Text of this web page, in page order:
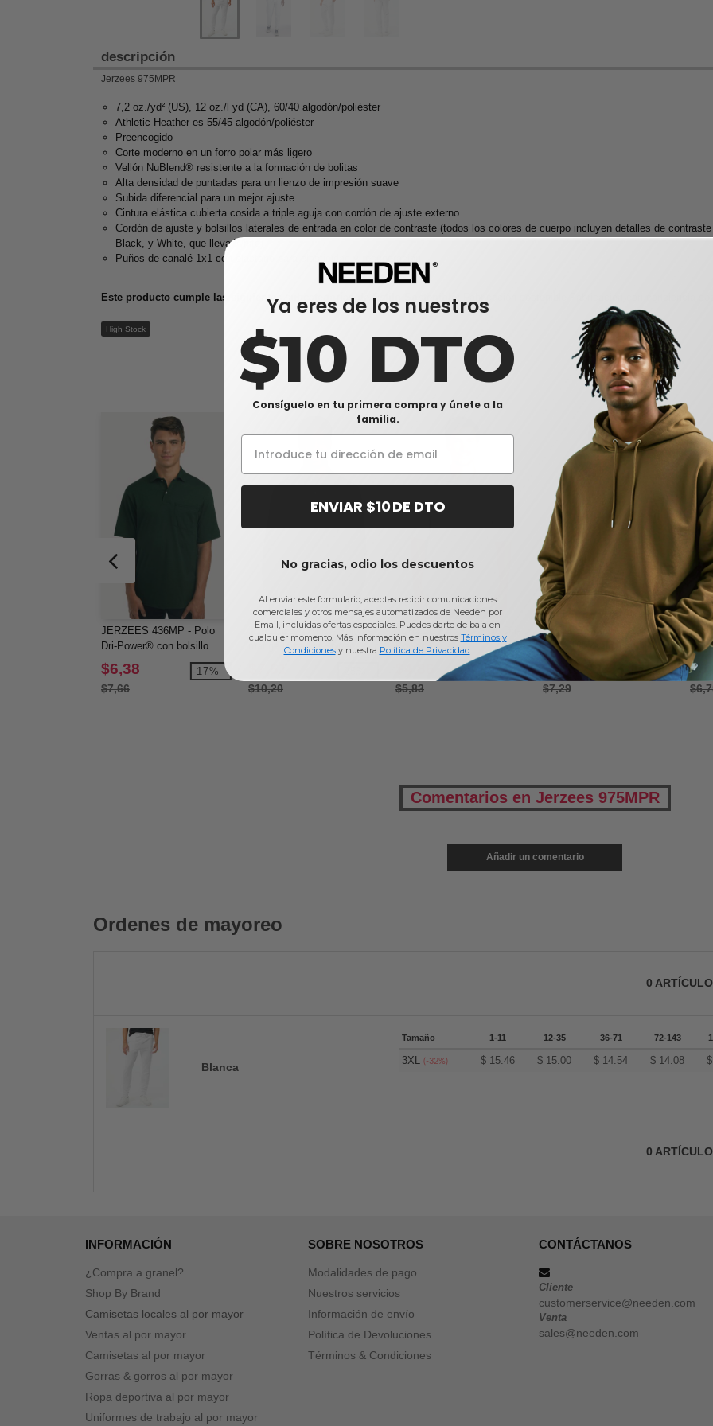
descripción
Jerzees 975MPR
7,2 oz./yd² (US), 12 oz./l yd (CA), 60/40 algodón/poliéster
Athletic Heather es 55/45 algodón/poliéster
Preencogido
Corte moderno en un forro polar más ligero
Vellón NuBlend® resistente a la formación de bolitas
Alta densidad de puntadas para un lienzo de impresión suave
Subida diferencial para un mejor ajuste
Cintura elástica cubierta cosida a triple aguja con cordón de ajuste externo
Cordón de ajuste y bolsillos laterales de entrada en color de contraste (todos los colores de cuerpo incluyen detalles de
Black, y White, que lleva White)
Puños de canalé 1x1 con elastano para elasticidad y recuperación
Este producto cumple las siguientes subcategorías de Estilo Sostenible:
High Stock
JERZEES 436MP - Polo
Dri-Power® con bolsillo
$6,38
$7,66
-17%
JERZEES 437LR - Polo de
manga larga Dri-Power
$10,20
JERZEES 437R - Polo Dri-
Power
$5,83
-17%
JERZEES 443M - Polo de
piqué 100% algodón hilado
en anillos
$5,21
$7,29
-29%
Comentarios en Jerzees 975MPR
Añadir un comentario
Ordenes de mayoreo
0
Blanca
Tamaño 1-11 12-35 36-71 72-143
3XL(-32%) $ 15.46 $ 15.00 $ 14.54 $ 14.08 $
0
INFORMACIÓN
¿Compra a granel?
Shop By Brand
Camisetas locales al por mayor
Ventas al por mayor
Camisetas al por mayor
Gorras & gorros al por mayor
Ropa deportiva al por mayor
Uniformes de trabajo al por mayor
SOBRE NOSOTROS
Modalidades de pago
Nuestros servicios
Información de envío
Política de Devoluciones
Términos & Condiciones
CONTÁCTANOS
Cliente
customerservice@needen.com
Venta
sales@needen.com
Ya eres de los nuestros
$10 DTO
Consíguelo en tu primera compra y únete a la
familia.
ENVIAR $10 DE DTO
No gracias, odio los descuentos
Al enviar este formulario, aceptas recibir comunicaciones
comerciales y otros mensajes automatizados de Needen por
Email, incluidas ofertas especiales. Puedes darte de baja en
cualquier momento. Más información en nuestros Términos y
Condicionesy nuestra Política de Privacidad.